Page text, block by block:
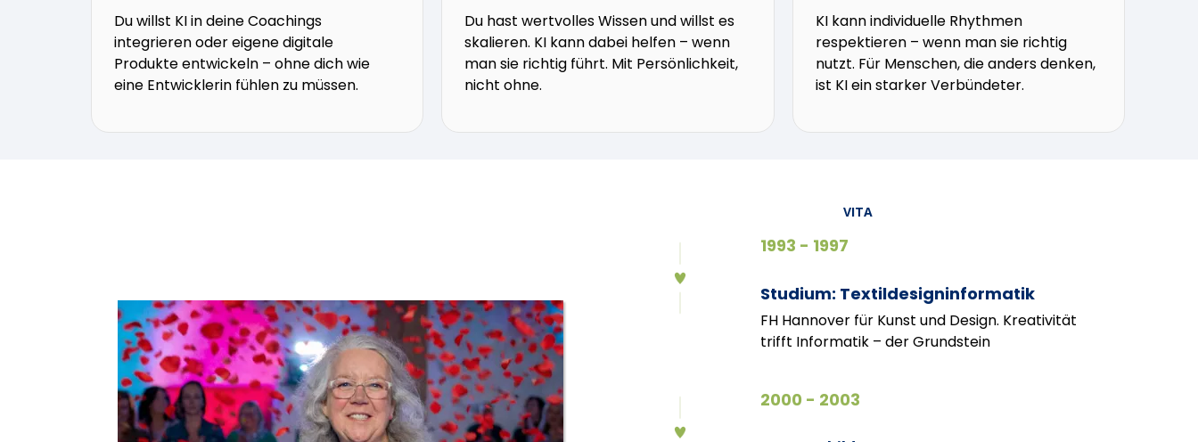
Du willst KI in deine Coachings
integrieren oder eigene digitale
Produkte entwickeln – ohne dich wie
eine Entwicklerin fühlen zu müssen.
Du hast wertvolles Wissen und willst es
skalieren. KI kann dabei helfen – wenn
man sie richtig führt. Mit Persönlichkeit,
nicht ohne.
KI kann individuelle Rhythmen
respektieren – wenn man sie richtig
nutzt. Für Menschen, die anders denken,
ist KI ein starker Verbündeter.
VITA
1993 - 1997
Studium: Textildesigninformatik
FH Hannover für Kunst und Design. Kreativität
trifft Informatik – der Grundstein
2000 - 2003